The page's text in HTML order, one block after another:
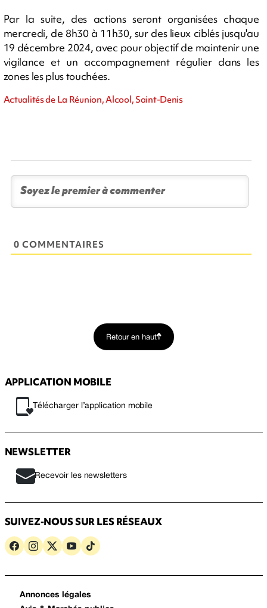
Par la suite, des actions seront organisées chaque
mercredi, de 8h30 à 11h30, sur des lieux ciblés jusqu'au
19 décembre 2024, avec pour objectif de maintenir une
vigilance et un accompagnement régulier dans les
zones les plus touchées.
Actualités de La Réunion, Alcool, Saint-Denis
0 COMMENTAIRES
Retour en haut
APPLICATION MOBILE
Télécharger l’application mobile
NEWSLETTER
Recevoir les newsletters
SUIVEZ-NOUS SUR LES RÉSEAUX
Annonces légales